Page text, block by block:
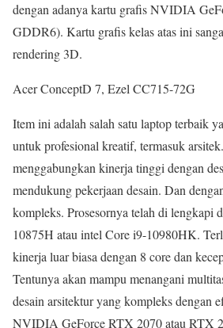
dengan adanya kartu grafis NVIDIA
GDDR6). Kartu grafis kelas atas ini
rendering 3D.
Acer ConceptD 7, Ezel CC715-72G
Item ini adalah salah satu laptop terbaik
untuk profesional kreatif, termasuk
menggabungkan kinerja tinggi dengan
mendukung pekerjaan desain. Dan
kompleks. Prosesornya telah di lengkapi
10875H atau intel Core i9-10980HK.
kinerja luar biasa dengan 8 core dan
Tentunya akan mampu menangani
desain arsitektur yang kompleks dengan
NVIDIA GeForce RTX 2070 atau RTX